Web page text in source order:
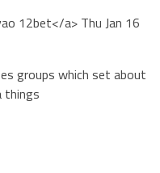
12bet</a> Thu Jan 16
groups which set about
things